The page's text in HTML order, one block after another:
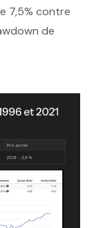
7,5% contre
de